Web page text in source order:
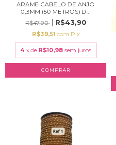
ARAME CABELO DE ANJO
0,3MM (50 METROS) D...
R$47,90
R$43,90
R$39,51 com Pix
4 x de R$10,98 sem juros
COMPRAR